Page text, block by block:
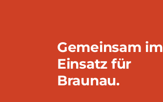
Gemeinsam im
Einsatz für
Braunau.